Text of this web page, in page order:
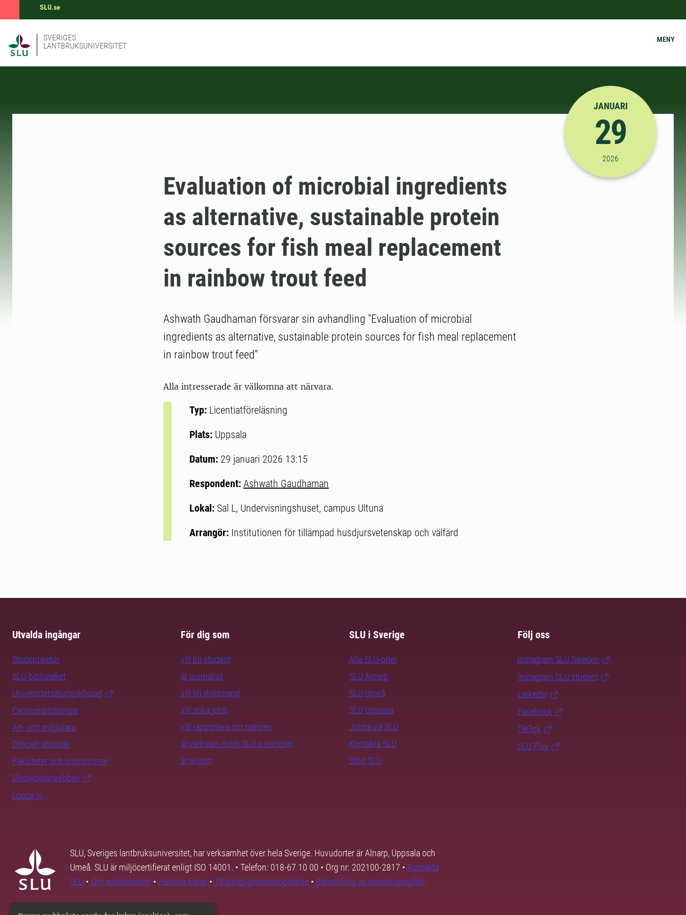
SLU.se
SVERIGES
LANTBRUKSUNIVERSITET
MENY
2026-01-29 13:15:00
JANUARI
29
2026
Evaluation of microbial ingredients
as alternative, sustainable protein
sources for fish meal replacement
in rainbow trout feed
Ashwath Gaudhaman försvarar sin avhandling "Evaluation of microbial
ingredients as alternative, sustainable protein sources for fish meal replacement
in rainbow trout feed"
Alla intresserade är välkomna att närvara.
Typ: Licentiatföreläsning
Plats: Uppsala
Datum: 29 januari 2026 13:15
Respondent: Ashwath Gaudhaman
Lokal: Sal L, Undervisningshuset, campus Ultuna
Arrangör: Institutionen för tillämpad husdjursvetenskap och välfärd
Utvalda ingångar
Studentwebb
SLU-biblioteket
Universitetsdjursjukhuset
Centrumbildningar
Art- och miljödata
Officiell statistik
Fakulteter och institutioner
Medarbetarwebben
Logga in
För dig som
vill bli student
är journalist
vill bli doktorand
vill söka jobb
vill rapportera om naturen
är verksam inom SLU:s sektorer
är alumn
SLU i Sverige
Alla SLU-orter
SLU Alnarp
SLU Umeå
SLU Uppsala
Jobba på SLU
Kontakta SLU
Stöd SLU
Följ oss
Instagram SLU.Sweden
Instagram SLU.student
LinkedIn
Facebook
TikTok
SLU Play
SLU, Sveriges lantbruksuniversitet, har verksamhet över hela Sverige. Huvudorter är Alnarp, Uppsala och
Umeå. SLU är miljöcertifierat enligt ISO 14001. • Telefon: 018-67 10 00 • Org nr: 202100-2817 • Kontakta
SLU • Om webbplatsen • Hantera kakor • Tillgänglighetsredogörelse • Behandling av personuppgifter